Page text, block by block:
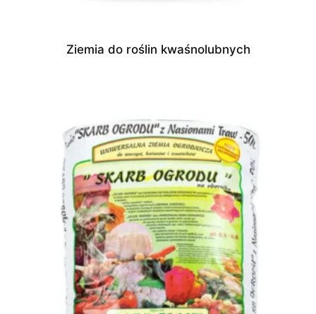
Ziemia do roślin kwaśnolubnych